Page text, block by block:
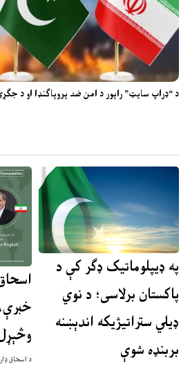
د “ډراپ سایټ” راپور د امن ضد پروپاګنډا او د
د اسحاق
په ډیپلوماتیک ډګر کې د
پاکستان برلاسی؛ د نوي
ډیلي ستراتیژیکه اندېښنه
بربنډه شوې